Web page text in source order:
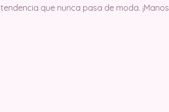
tendencia que nunca pasa de moda.